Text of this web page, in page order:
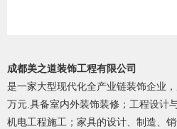
成都美之道装饰工程有限公司
是一家大型现代化全产业链装饰企业
万元.具备室内外装饰装修；工程设计
机电工程施工；家具的设计、制造、销